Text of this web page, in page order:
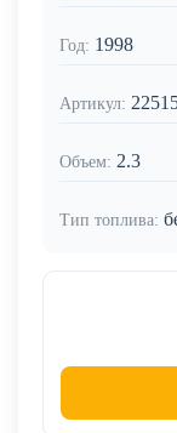
Год: 1998
Артикул:
Объем: 2.3
Тип топлива: